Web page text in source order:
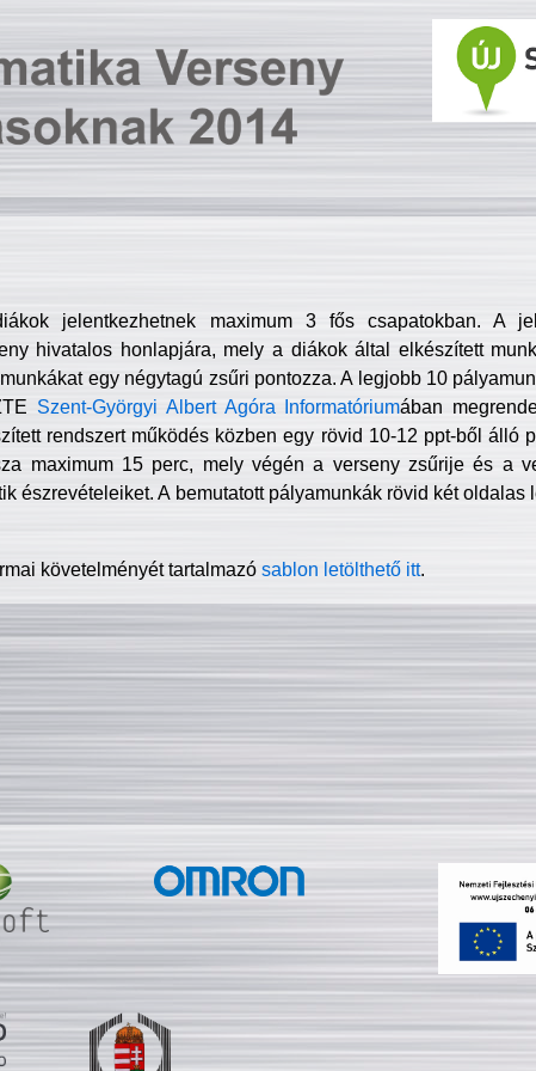
jelentkezhetnek maximum 3 fős csapatokban. A
hivatalos honlapjára, mely a diákok által elkészített
egy négytagú zsűri pontozza. A legjobb 10
Szent-Györgyi Albert Agóra Informatóriumában
rendszert működés közben egy rövid 10-12 ppt-ből álló
maximum 15 perc, mely végén a verseny zsűrije és a
észrevételeiket. A bemutatott pályamunkák rövid két oldalas
követelményét tartalmazósablon letölthető itt.